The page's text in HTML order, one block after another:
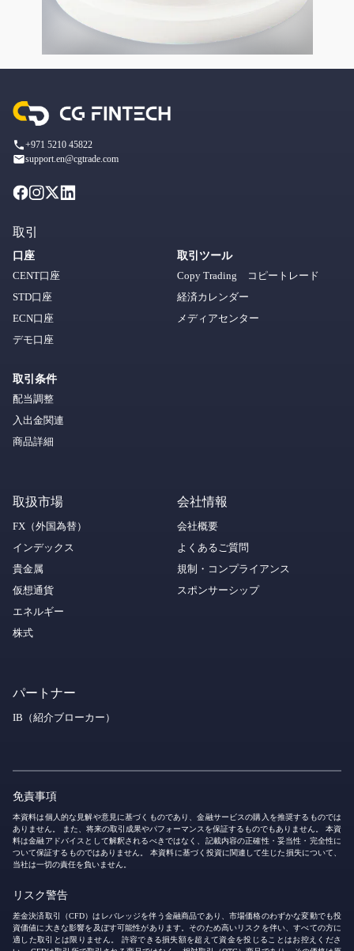
+971 5210 45822
support.en@cgtrade.com
取引
口座
CENT口座
STD口座
ECN口座
デモ口座
取引条件
配当調整
入出金関連
商品詳細
取引ツール
Copy Trading コピートレード
経済カレンダー
メディアセンター
取扱市場
FX（外国為替）
インデックス
貴金属
仮想通貨
エネルギー
株式
会社情報
会社概要
よくあるご質問
規制・コンプライアンス
スポンサーシップ
パートナー
IB（紹介ブローカー）
免責事項
本資料は個人的な見解や意見に基づくものであり、金融サービスの購入を推奨するものでは
ありません。 また、将来の取引成果やパフォーマンスを保証するものでもありません。 本資
料は金融アドバイスとして解釈されるべきではなく、記載内容の正確性・妥当性・完全性に
ついて保証するものではありません。 本資料に基づく投資に関連して生じた損失について、
当社は一切の責任を負いません。
リスク警告
差金決済取引（CFD）はレバレッジを伴う金融商品であり、市場価格のわずかな変動でも投
資価値に大きな影響を及ぼす可能性があります。そのため高いリスクを伴い、すべての方に
適した取引とは限りません。 許容できる損失額を超えて資金を投じることはお控えくださ